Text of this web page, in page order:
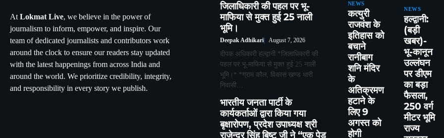
AtLokmat Live, we believe in the power of
journalism to inform, empower, and inspire. Our
team of dedicated journalists and contributors work
around the clock to ensure our readers stay updated
with the latest happenings from across India and
around the world. We prioritize credibility, integrity,
and responsibility in every story we publish.
जिलाधिकारी की पहल पर भू-
माफिया से मुक्त हुई 25 नाली
भूमि।
Deepak Adhikari August 7, 2026
दीपक अधिकारी हल्द्वानी *जिलाधिकारी की
पहल पर भू-माफिया से मुक्त हुई 25 नाली
भूमि।* *ग्राम कौल, विकास खण्ड धारी
निवासी…
भारतीय जनता पार्टी के
कार्यकर्ताओं द्वारा किया गया
बृक्षारोपण, प्रदेश उपाध्यक्ष श्री
राजेन्द्र सिंह बिष्ट जी ने “एक पेड़
NEWS
कत्युरी
राजवंश के
इतिहास को
बचाने
रानीबाग
शनि मंदिर
के
अतिक्रमण
हटाने के
लिए 9
अगस्त को
होगी
NEWS
हल्द्वानी:
(बड़ी
खबर)-
भू-कानून
उल्लंघन
पर डीएम
का बड़ा
फैसला,
250 वर्ग
मीटर भूमि
राज्य